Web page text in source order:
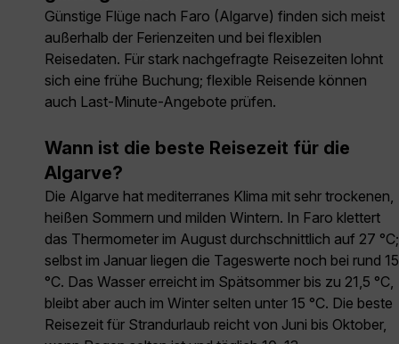
Günstige Flüge nach Faro (Algarve) finden sich meist
außerhalb der Ferienzeiten und bei flexiblen
Reisedaten. Für stark nachgefragte Reisezeiten lohnt
sich eine frühe Buchung; flexible Reisende können
auch Last-Minute-Angebote prüfen.
Wann ist die beste Reisezeit für die
Algarve?
Die Algarve hat mediterranes Klima mit sehr trockenen,
heißen Sommern und milden Wintern. In Faro klettert
das Thermometer im August durchschnittlich auf 27 °C;
selbst im Januar liegen die Tageswerte noch bei rund 15
°C. Das Wasser erreicht im Spätsommer bis zu 21,5 °C,
bleibt aber auch im Winter selten unter 15 °C. Die beste
Reisezeit für Strandurlaub reicht von Juni bis Oktober,